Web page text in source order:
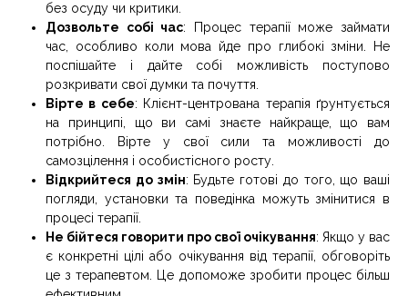
без осуду чи критики.
Дозвольте собі час: Процес терапії може займати
час, особливо коли мова йде про глибокі зміни. Не
поспішайте і дайте собі можливість поступово
розкривати свої думки та почуття.
Вірте в себе: Клієнт-центрована терапія ґрунтується
на принципі, що ви самі знаєте найкраще, що вам
потрібно. Вірте у свої сили та можливості до
самозцілення і особистісного росту.
Відкрийтеся до змін: Будьте готові до того, що ваші
погляди, установки та поведінка можуть змінитися в
процесі терапії.
Не бійтеся говорити про свої очікування: Якщо у вас
є конкретні цілі або очікування від терапії, обговоріть
це з терапевтом. Це допоможе зробити процес більш